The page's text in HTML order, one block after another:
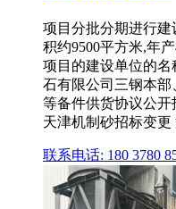
项目分批分期进行建
积约9500平方米,年
项目的建设单位的
石有限公司三钢本
等备件供货协议公
天津机制砂招标变更
联系电话: 180 3780